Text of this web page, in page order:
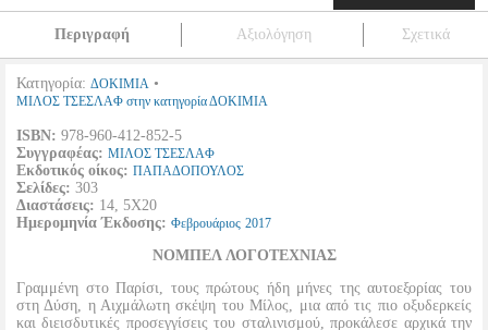
Περιγραφή Αξιολόγηση Σχετικά
Κατηγορία: ΔΟΚΙΜΙΑ •
ΜΙΛΟΣ ΤΣΕΣΛΑΦ στην κατηγορία ΔΟΚΙΜΙΑ
ISBN: 978-960-412-852-5
Συγγραφέας: ΜΙΛΟΣ ΤΣΕΣΛΑΦ
Εκδοτικός οίκος: ΠΑΠΑΔΟΠΟΥΛΟΣ
Σελίδες: 303
Διαστάσεις: 14, 5X20
Ημερομηνία Έκδοσης: Φεβρουάριος 2017
ΝΟΜΠΕΛ ΛΟΓΟΤΕΧΝΙΑΣ
Γραμμένη στο Παρίσι, τους πρώτους ήδη μήνες της αυτοεξορίας του
στη Δύση, η Αιχμάλωτη σκέψη του Μίλος, μια από τις πιο οξυδερκείς
και διεισδυτικές προσεγγίσεις του σταλινισμού, προκάλεσε αρχικά την